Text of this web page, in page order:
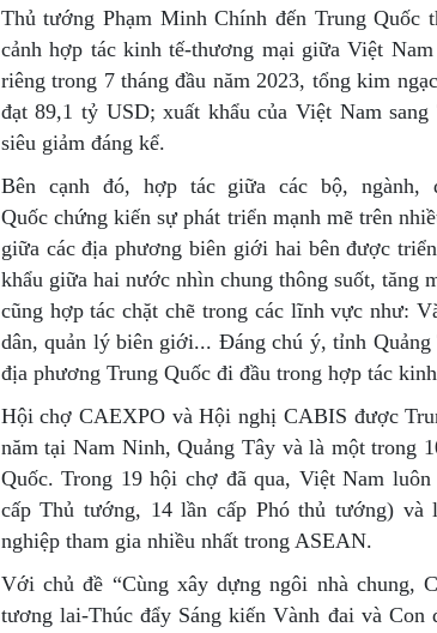
Thủ tướng Phạm Minh Chính đến Trung
cảnh hợp tác kinh tế-thương mại giữa Việt
riêng trong 7 tháng đầu năm 2023, tổng kim
đạt 89,1 tỷ USD; xuất khẩu của Việt Nam
siêu giảm đáng kể.
Bên cạnh đó, hợp tác giữa các bộ, ngành,
Quốc chứng kiến sự phát triển mạnh mẽ trên
giữa các địa phương biên giới hai bên được
khẩu giữa hai nước nhìn chung thông suốt, tăng
cũng hợp tác chặt chẽ trong các lĩnh vực như:
dân, quản lý biên giới... Đáng chú ý, tỉnh
địa phương Trung Quốc đi đầu trong hợp tác
Hội chợ CAEXPO và Hội nghị CABIS được
năm tại Nam Ninh, Quảng Tây và là một trong
Quốc. Trong 19 hội chợ đã qua, Việt Nam
cấp Thủ tướng, 14 lần cấp Phó thủ tướng) và
nghiệp tham gia nhiều nhất trong ASEAN.
Với chủ đề “Cùng xây dựng ngôi nhà chung,
tương lai-Thúc đẩy Sáng kiến Vành đai và